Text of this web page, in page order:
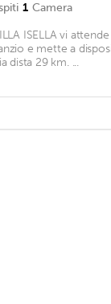
1 Camera
ISELLA vi
e mette a
dista 29 km. ...